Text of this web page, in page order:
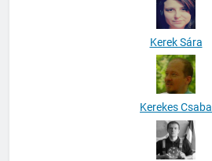
Kerek Sára
Kerekes Csaba